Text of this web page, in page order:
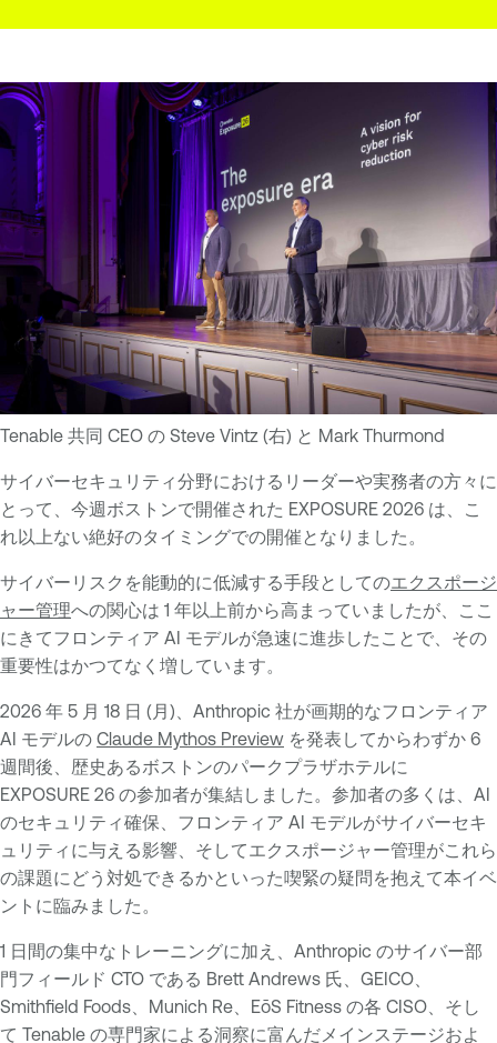
Tenable 共同 CEO の Steve Vintz (右) と Mark Thurmond
サイバーセキュリティ分野におけるリーダーや実務者の方々に
とって、今週ボストンで開催された EXPOSURE 2026 は、こ
れ以上ない絶好のタイミングでの開催となりました。
サイバーリスクを能動的に低減する手段としてのエクスポージ
ャー管理への関心は 1 年以上前から高まっていましたが、ここ
にきてフロンティア AI モデルが急速に進歩したことで、その
重要性はかつてなく増しています。
2026 年 5 月 18 日 (月)、Anthropic 社が画期的なフロンティア
AI モデルの Claude Mythos Preview を発表してからわずか 6
週間後、歴史あるボストンのパークプラザホテルに
EXPOSURE 26 の参加者が集結しました。参加者の多くは、AI
のセキュリティ確保、フロンティア AI モデルがサイバーセキ
ュリティに与える影響、そしてエクスポージャー管理がこれら
の課題にどう対処できるかといった喫緊の疑問を抱えて本イベ
ントに臨みました。
1 日間の集中なトレーニングに加え、Anthropic のサイバー部
門フィールド CTO である Brett Andrews 氏、GEICO、
Smithfield Foods、Munich Re、EōS Fitness の各 CISO、そし
て Tenable の専門家による洞察に富んだメインステージおよ